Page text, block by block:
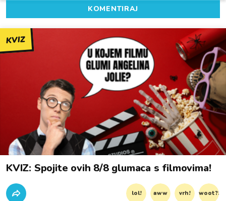
KOMENTIRAJ
KVIZ
KVIZ: Spojite ovih 8/8 glumaca s filmovima!
lol! aww vrh! woot?!